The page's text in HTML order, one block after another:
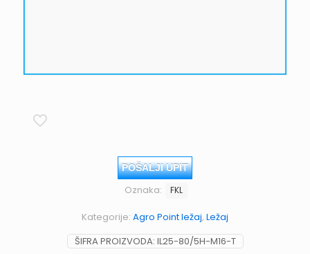
POŠALJI UPIT
ŠIFRA PROIZVODA: IL25-80/5H-M16-T
Kategorije: Agro Point ležaj, Ležaj
Oznaka: FKL